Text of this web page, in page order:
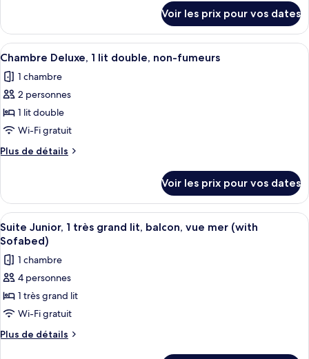
Chambre
Supérieure,
1
lit
double,
balcon,
vue
mer
le
type
de
Chambre
Supérieure,
lit
double,
vue
Voir les prix pour vos dates
Afficher
toutes
les
photos
pour
ce
type
de
Chambre
Deluxe,
1
lit
double,
non-
fumeurs
Une chambre avec un lit, un bureau
6
Chambre Deluxe, 1 lit double, non-fumeurs
1 chambre
2 personnes
1 lit double
Wi-Fi gratuit
Plus de détails
Plus
le
type
de
chambre
Deluxe,
double,
non-
Voir les prix pour vos dates
Afficher
toutes
les
photos
pour
ce
type
de
Une chambre d’hôtel avec un lit,
6
Suite Junior, 1 très grand lit, balcon, vue mer (with
Sofabed)
1 chambre
4 personnes
1 très grand lit
Wi-Fi gratuit
Plus de détails
Plus